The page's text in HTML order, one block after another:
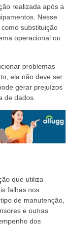
realizada após a
Nesse
substituição
operacional ou
problemas
ela não deve ser
gerar prejuízos
de dados.
que utiliza
falhas nos
de manutenção,
e outras
dos